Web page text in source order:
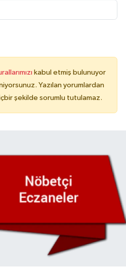
kabul etmiş bulunuyor
Yazılan yorumlardan
şekilde sorumlu tutulamaz.